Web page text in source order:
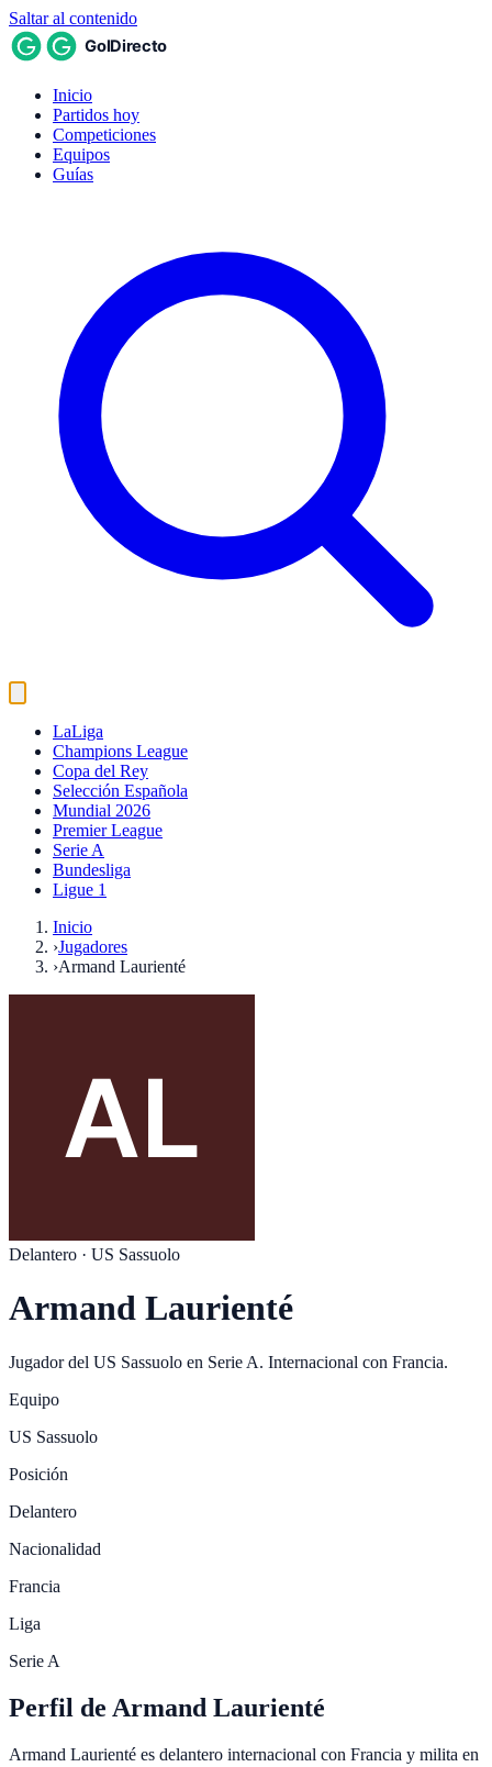
Saltar al contenido
Inicio
Partidos hoy
Competiciones
Equipos
Guías
LaLiga
Champions League
Copa del Rey
Selección Española
Mundial 2026
Premier League
Serie A
Bundesliga
Ligue 1
Inicio
›Jugadores
›Armand Laurienté
Delantero · US Sassuolo
Armand Laurienté
Jugador del US Sassuolo en Serie A. Internacional con Francia.
Equipo
US Sassuolo
Posición
Delantero
Nacionalidad
Francia
Liga
Serie A
Perfil de Armand Laurienté
Armand Laurienté es delantero internacional con Francia y milita en